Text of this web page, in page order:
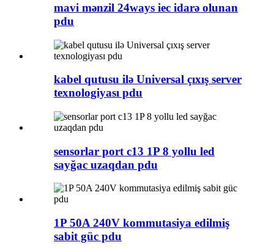
mavi mənzil 24ways iec idarə olunan
pdu
kabel qutusu ilə Universal çıxış server
texnologiyası pdu
sensorlar port c13 1P 8 yollu led
sayğac uzaqdan pdu
1P 50A 240V kommutasiya edilmiş
sabit güc pdu